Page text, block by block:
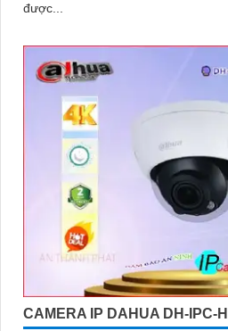
được...
CAMERA IP DAHUA DH-IPC-